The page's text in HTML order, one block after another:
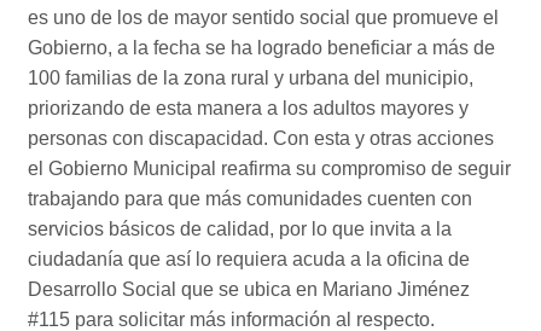
es uno de los de mayor sentido social que promueve el
Gobierno, a la fecha se ha logrado beneficiar a más de
100 familias de la zona rural y urbana del municipio,
priorizando de esta manera a los adultos mayores y
personas con discapacidad. Con esta y otras acciones
el Gobierno Municipal reafirma su compromiso de seguir
trabajando para que más comunidades cuenten con
servicios básicos de calidad, por lo que invita a la
ciudadanía que así lo requiera acuda a la oficina de
Desarrollo Social que se ubica en Mariano Jiménez
#115 para solicitar más información al respecto.